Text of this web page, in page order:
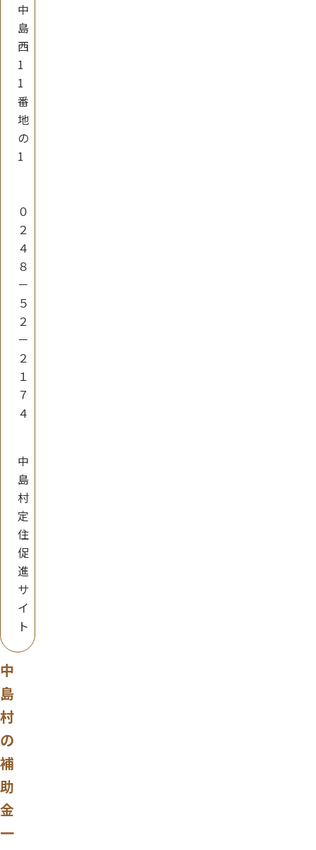
中
島
西
1
1
番
地
の
1
０
２
４
８
－
５
２
－
２
１
７
４
中
島
村
定
住
促
進
サ
イ
ト
中
島
村
の
補
助
金
一